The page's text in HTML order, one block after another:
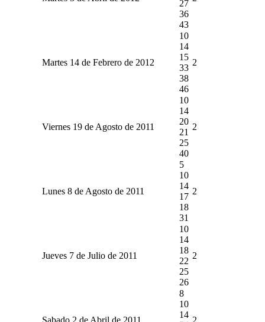
27
36
43
Martes 14 de Febrero de 2012
10
14
15
33
38
46
2
Viernes 19 de Agosto de 2011
10
14
20
21
25
40
2
Lunes 8 de Agosto de 2011
5
10
14
17
18
31
2
Jueves 7 de Julio de 2011
10
14
18
22
25
26
2
Sabado 2 de Abril de 2011
8
10
14
2